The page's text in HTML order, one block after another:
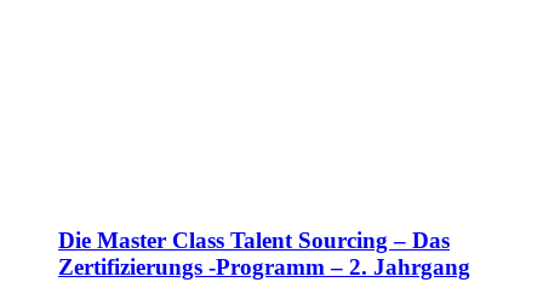
Die Master Class Talent Sourcing – Das
Zertifizierungs -Programm – 2. Jahrgang